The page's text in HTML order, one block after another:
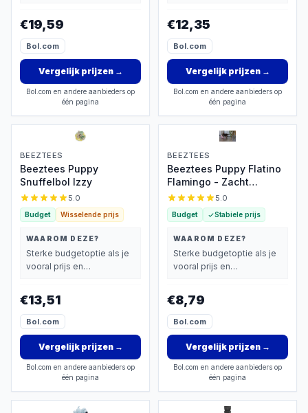
€19,59
Bol.com
Vergelijk prijzen→
Bol.com en andere aanbieders op
één pagina
€12,35
Bol.com
Vergelijk prijzen→
Bol.com en andere aanbieders op
één pagina
BEEZTEES
Beeztees Puppy
Snuffelbol Izzy
5.0
Budget Wisselende prijs
WAAROM DEZE?
Sterke budgetoptie als je
vooral prijs en
€13,51
Bol.com
Vergelijk prijzen→
Bol.com en andere aanbieders op
één pagina
BEEZTEES
Beeztees Puppy Flatino
Flamingo - Zacht
knuffeltoyspeelgoed
5.0
Budget Stabiele prijs
WAAROM DEZE?
Sterke budgetoptie als je
vooral prijs en
€8,79
Bol.com
Vergelijk prijzen→
Bol.com en andere aanbieders op
één pagina